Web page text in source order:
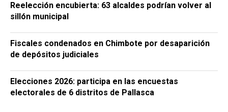
Reelección encubierta: 63 alcaldes podrían volver al
sillón municipal
Fiscales condenados en Chimbote por desaparición
de depósitos judiciales
Elecciones 2026: participa en las encuestas
electorales de 6 distritos de Pallasca